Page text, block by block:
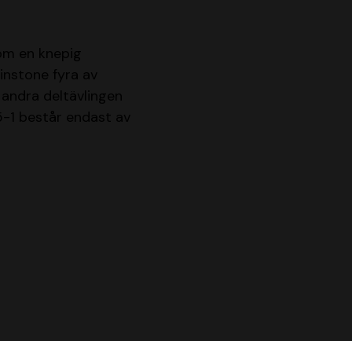
en knepig
fyra av
deltävlingen
1 består endast av